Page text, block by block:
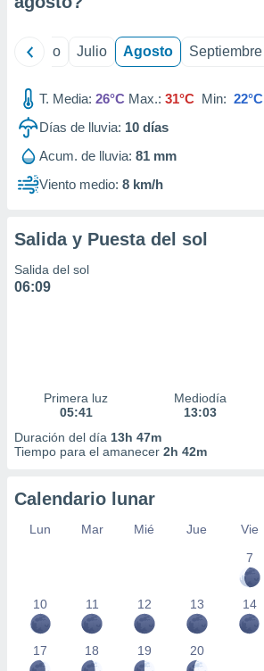
mediante
publicidad
publicidad
1199
Junio Julio Agosto Septiembre
T. Media: 26°C Max.: 31°C Min: 22°C
Días de lluvia: 10 días
Acum. de lluvia: 81 mm
Viento medio: 8 km/h
Salida y Puesta del sol
Salida del sol
06:09
Primera luz
05:41
Mediodía
13:03
Duración del día 13h 47m
Tiempo para el amanecer 2h 42m
Calendario lunar
Lun Mar Mié Jue Vie
7
10 11 12 13 14
17 18 19 20